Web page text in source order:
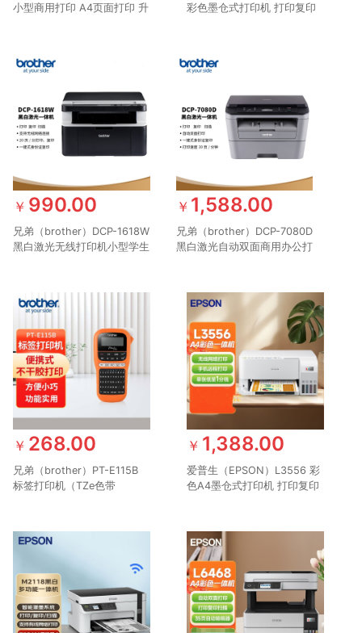
小型商用打印 A4页面打印 升
彩色墨仓式打印机 打印复印
￥ 990.00
兄弟（brother）DCP-1618W
黑白激光无线打印机小型学生
￥ 1,588.00
兄弟（brother）DCP-7080D
黑白激光自动双面商用办公打
￥ 268.00
兄弟（brother）PT-E115B
标签打印机（TZe色带
￥ 1,388.00
爱普生（EPSON）L3556 彩
色A4墨仓式打印机 打印复印